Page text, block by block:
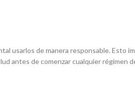
de manera responsable. Esto
antes de comenzar cualquier régimen